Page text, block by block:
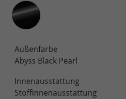
Außenfarbe
Abyss Black Pearl
Innenausstattung
Stoffinnenausstattung